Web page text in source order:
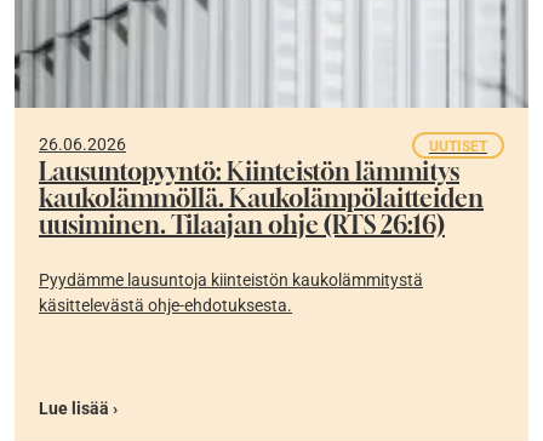
26.06.2026 UUTISET
Lausuntopyyntö: Kiinteistön lämmitys
kaukolämmöllä. Kaukolämpölaitteiden
uusiminen. Tilaajan ohje (RTS 26:16)
Pyydämme lausuntoja kiinteistön kaukolämmitystä
käsittelevästä ohje-ehdotuksesta.
Lue lisää ›